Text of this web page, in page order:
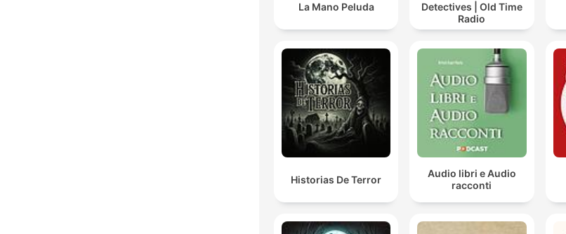
La Mano Peluda
Detectives | Old Time
Radio
Historias De Terror
Audio libri e Audio
racconti